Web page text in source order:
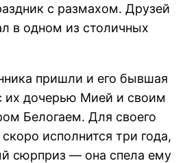
с размахом. Друзей
в одном из столичных
пришли и его бывшая
их дочерью Мией и своим
Белогаем. Для своего
исполнится три года,
сюрприз — она спела ему